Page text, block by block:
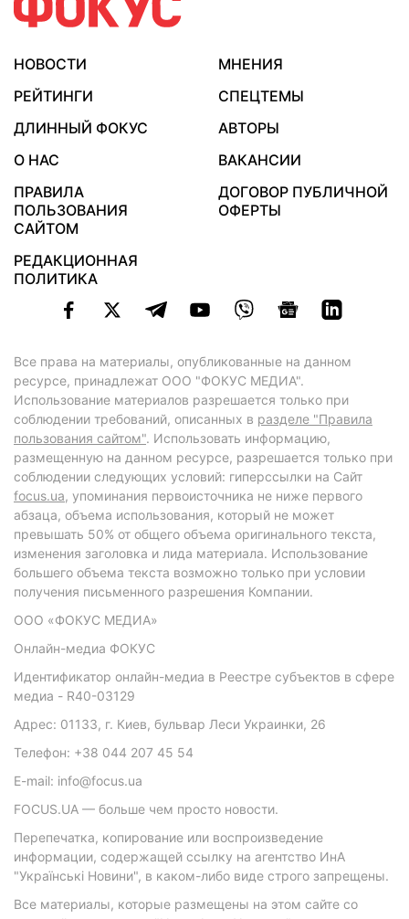
НОВОСТИ
МНЕНИЯ
РЕЙТИНГИ
СПЕЦТЕМЫ
ДЛИННЫЙ ФОКУС
АВТОРЫ
О НАС
ВАКАНСИИ
ПРАВИЛА
ПОЛЬЗОВАНИЯ
САЙТОМ
ДОГОВОР ПУБЛИЧНОЙ
ОФЕРТЫ
РЕДАКЦИОННАЯ
ПОЛИТИКА
Все права на материалы, опубликованные на данном
ресурсе, принадлежат ООО "ФОКУС МЕДИА".
Использование материалов разрешается только при
соблюдении требований, описанных в разделе "Правила
пользования сайтом". Использовать информацию,
размещенную на данном ресурсе, разрешается только при
соблюдении следующих условий: гиперссылки на Сайт
focus.ua, упоминания первоисточника не ниже первого
абзаца, объема использования, который не может
превышать 50% от общего объема оригинального текста,
изменения заголовка и лида материала. Использование
большего объема текста возможно только при условии
получения письменного разрешения Компании.
ООО «ФОКУС МЕДИА»
Онлайн-медиа ФОКУС
Идентификатор онлайн-медиа в Реестре субъектов в сфере
медиа - R40-03129
Адрес: 01133, г. Киев, бульвар Леси Украинки, 26
Телефон: +38 044 207 45 54
E-mail: info@focus.ua
FOCUS.UA — больше чем просто новости.
Перепечатка, копирование или воспроизведение
информации, содержащей ссылку на агентство ИнА
"Українські Новини", в каком-либо виде строго запрещены.
Все материалы, которые размещены на этом сайте со